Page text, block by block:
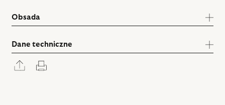
Obsada
Dane techniczne
Rozwiń
panel